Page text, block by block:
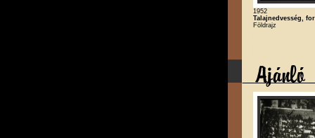
1952
Talajnedvesség,
Földrajz